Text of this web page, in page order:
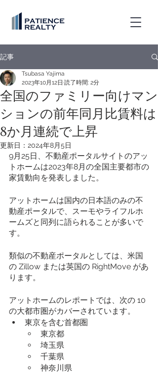
記事
全国のファミリー向けマン
ションの前年同月比賃料は
8か月連続で上昇
Tsubasa Yajima
2023年10月12日 読了時間: 2分
更新日： 2024年8月5日
9月25日、不動産ポータルサイトのアッ
トホームは2023年8月の全国主要都市の
家賃動向を発表しました。
アットホームは国内の日本語のみの不
動産ポータルで、スーモやライフルホ
ームズと同列に語られることが多いで
す。
類似の不動産ポータルとしては、米国
の Zillow または英国の RightMove があ
ります。
アットホームのレポートでは、次の 10
の大都市圏がカバーされています。
東京を含む首都圏
東京都
埼玉県
千葉県
神奈川県